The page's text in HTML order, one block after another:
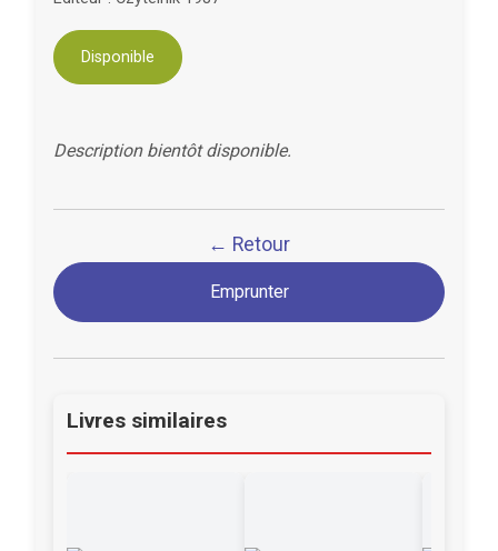
Disponible
Description bientôt disponible.
← Retour
Emprunter
Livres similaires